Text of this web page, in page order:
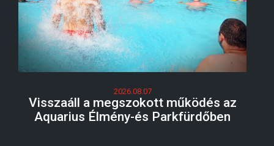
2026.08.07
Visszaáll a megszokott működés az
Aquarius Élmény-és Parkfürdőben